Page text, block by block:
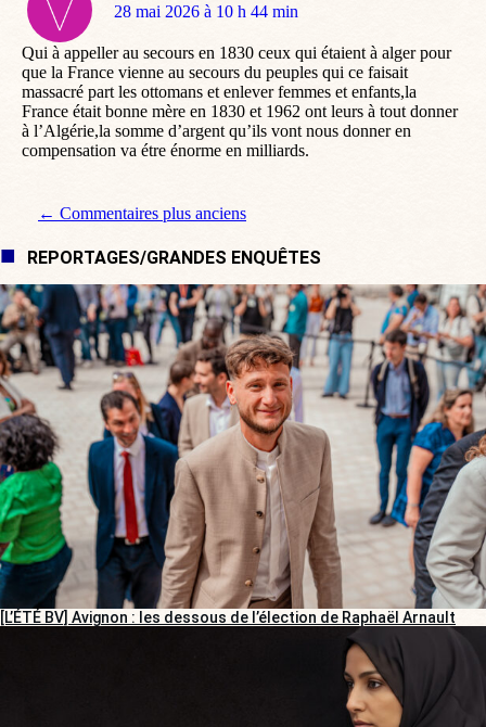
dit
28 mai 2026 à 10 h 44 min
Qui à appeller au secours en 1830 ceux qui étaient à alger pour
que la France vienne au secours du peuples qui ce faisait
massacré part les ottomans et enlever femmes et enfants,la
France était bonne mère en 1830 et 1962 ont leurs à tout donner
à l’Algérie,la somme d’argent qu’ils vont nous donner en
compensation va étre énorme en milliards.
Navigation de commentaire
← Commentaires plus anciens
REPORTAGES/GRANDES ENQUÊTES
[L’ÉTÉ BV] Avignon : les dessous de l’élection de Raphaël Arnault